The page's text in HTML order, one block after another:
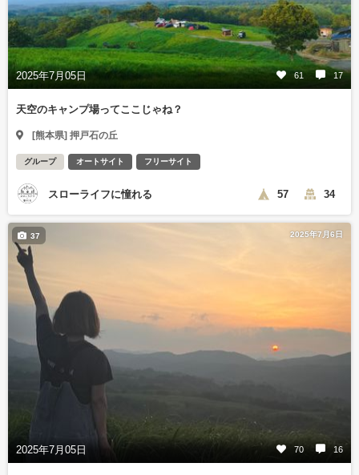
2025年7月05日 61 17
天空のキャンプ場ってここじゃね？
[熊本県] 押戸石の丘
グループ オートサイト フリーサイト
スローライフに憧れる 57 34
2025年7月6日
2025年7月05日 70 16
37